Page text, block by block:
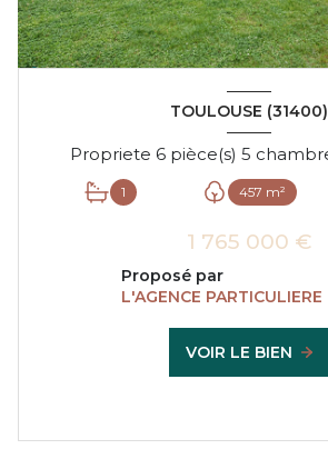
TOULOUSE (31400)
1 457 m²
1 765 000 €
Proposé par
L'AGENCE PARTICULIERE
VOIR LE BIEN